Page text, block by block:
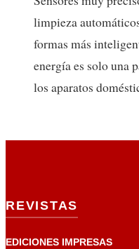
limpieza
formas más
energía es solo una
los aparatos
REVISTAS
EDICIONES IMPRESAS